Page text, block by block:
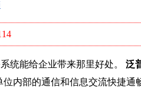
统能给企业带来那里好处。 泛
内部的通信和信息交流快捷通